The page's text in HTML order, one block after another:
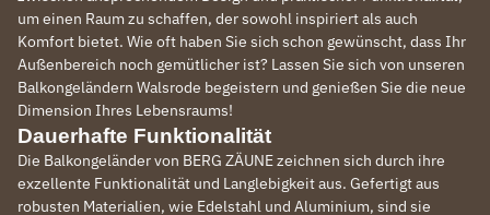
um einen Raum zu schaffen, der sowohl inspiriert als auch
Komfort bietet. Wie oft haben Sie sich schon gewünscht, dass Ihr
Außenbereich noch gemütlicher ist? Lassen Sie sich von unseren
Balkongeländern Walsrode begeistern und genießen Sie die neue
Dimension Ihres Lebensraums!
Dauerhafte Funktionalität
Die Balkongeländer von BERG ZÄUNE zeichnen sich durch ihre
exzellente Funktionalität und Langlebigkeit aus. Gefertigt aus
robusten Materialien, wie Edelstahl und Aluminium, sind sie